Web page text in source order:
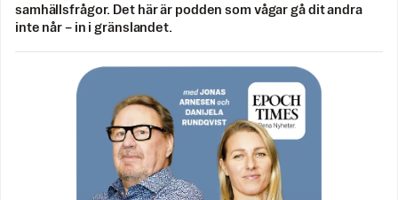
samhällsfrågor. Det här är podden som vågar gå dit andra
inte når – in i gränslandet.